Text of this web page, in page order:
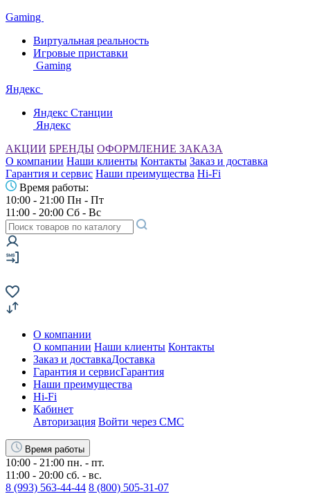
Gaming
Виртуальная реальность
Игровые приставки
Gaming
Яндекс
Яндекс Станции
Яндекс
АКЦИИ БРЕНДЫ ОФОРМЛЕНИЕ ЗАКАЗА
О компании Наши клиенты Контакты Заказ и доставка
Гарантия и сервис Наши преимущества Hi-Fi
Время работы:
10:00 - 21:00 Пн - Пт
11:00 - 20:00 Сб - Вс
О компании
О компании Наши клиенты Контакты
Заказ и доставкаДоставка
Гарантия и сервисГарантия
Наши преимущества
Hi-Fi
Кабинет
Авторизация Войти через СМС
Время работы
10:00 - 21:00 пн. - пт.
11:00 - 20:00 сб. - вс.
8 (993) 563-44-44 8 (800) 505-31-07